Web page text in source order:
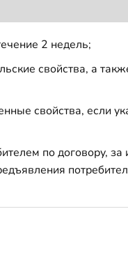
2 недель;
свойства, а
свойства, если
по договору,